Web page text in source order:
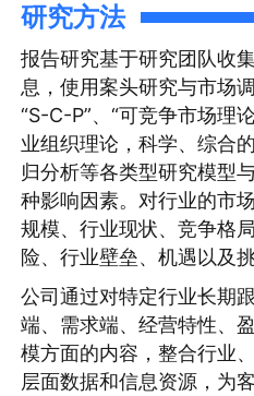
研究方法
报告研究基于研究团队收
息，使用案头研究与市场
“S-C-P”、“可竞争市场理
业组织理论，科学、综合
归分析等各类型研究模型
种影响因素。对行业的市
规模、行业现状、竞争格
险、行业壁垒、机遇以及
公司通过对特定行业长期
端、需求端、经营特性、
模方面的内容，整合行业
层面数据和信息资源，为